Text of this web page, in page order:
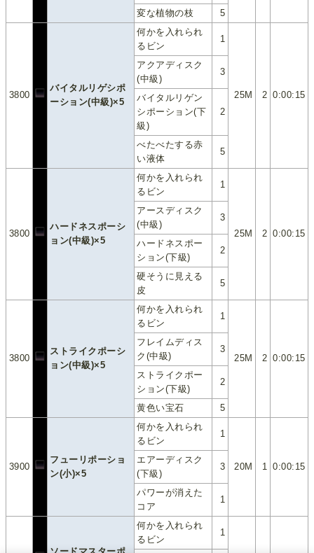
変な植物の枝 5
3800
バイタルリゲシポ
ーション(中級)×5
何かを入れられ
るビン
1
25M 2 0:00:15
アクアディスク
(中級)
3
バイタルリゲン
シポーション(下
級)
2
べたべたする赤
い液体
5
3800
ハードネスポーシ
ョン(中級)×5
何かを入れられ
るビン
1
25M 2 0:00:15
アースディスク
(中級)
3
ハードネスポー
ション(下級)
2
硬そうに見える
皮
5
3800
ストライクポーシ
ョン(中級)×5
何かを入れられ
るビン
1
25M 2 0:00:15
フレイムディス
ク(中級)
3
ストライクポー
ション(下級)
2
黄色い宝石 5
3900
フューリポーショ
ン(小)×5
何かを入れられ
るビン
1
20M 1 0:00:15
エアーディスク
(下級)
3
パワーが消えた
コア
1
何かを入れられ
るビン
1